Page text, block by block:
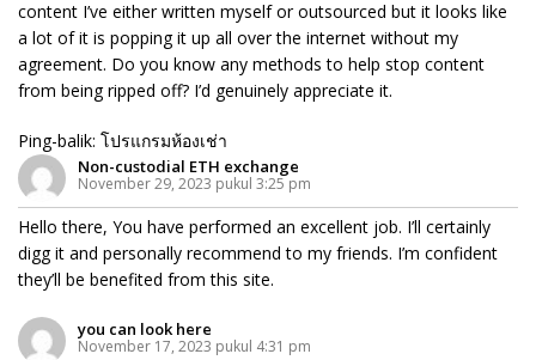
content I’ve either written myself or outsourced but it looks like
a lot of it is popping it up all over the internet without my
agreement. Do you know any methods to help stop content
from being ripped off? I’d genuinely appreciate it.
Ping-balik: โปรแกรมห้องเช่า
Non-custodial ETH exchange
November 29, 2023 pukul 3:25 pm
Hello there, You have performed an excellent job. I’ll certainly
digg it and personally recommend to my friends. I’m confident
they’ll be benefited from this site.
you can look here
November 17, 2023 pukul 4:31 pm